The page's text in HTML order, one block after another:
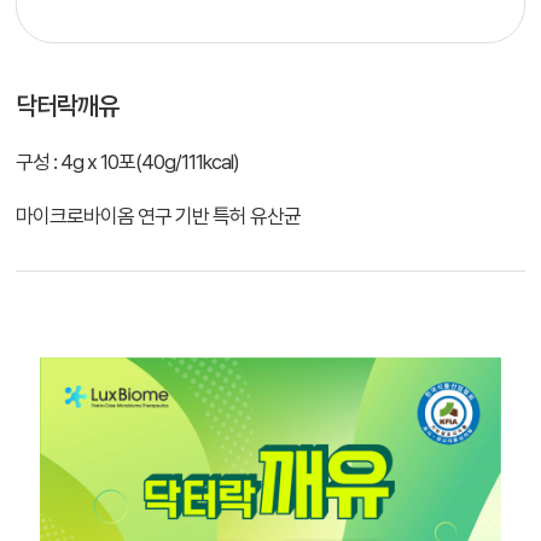
닥터락깨유
구성 : 4g x 10포(40g/111kcal)
마이크로바이옴 연구 기반 특허 유산균